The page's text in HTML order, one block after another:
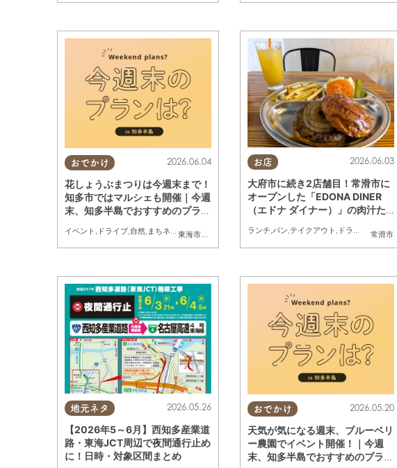
おでかけ
東海市知多市 東浦町,半田市 ,美浜町
2026.06.04
花しょうぶまつりは今週末まで！
知多市ではマルシェも開催｜今週
末、知多半島でおすすめのプラン
イベント , ドライブ,自然, まちネタ ,季節ネタ
お店
常滑市
2026.06.03
大府市に続き2店舗目！常滑市に
オープンした「EDONA DINER
（エドナ ダイナー）」の肉汁た
ランチ,パン,テイクアウト , ドライブ ,行って
地元ネタ 2026.05.26
【2026年5～6月】西知多産業道
路・東海JCT周辺で夜間通行止め
に！日時・対象区間まとめ
おでかけ 2026.05.20
天気が気になる週末、ブルーベリ
ー農園でイベント開催！｜今週
末、知多半島でおすすめのプラン